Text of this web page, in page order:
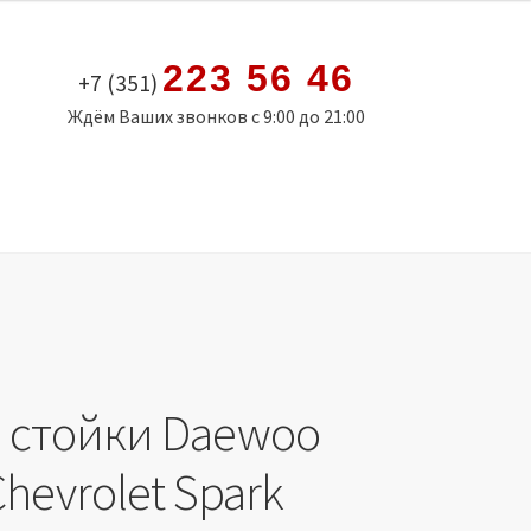
+7 (351) 223 56 46
Ждём Ваших звонков с 9:00 до 21:00
Daewoo
Spark